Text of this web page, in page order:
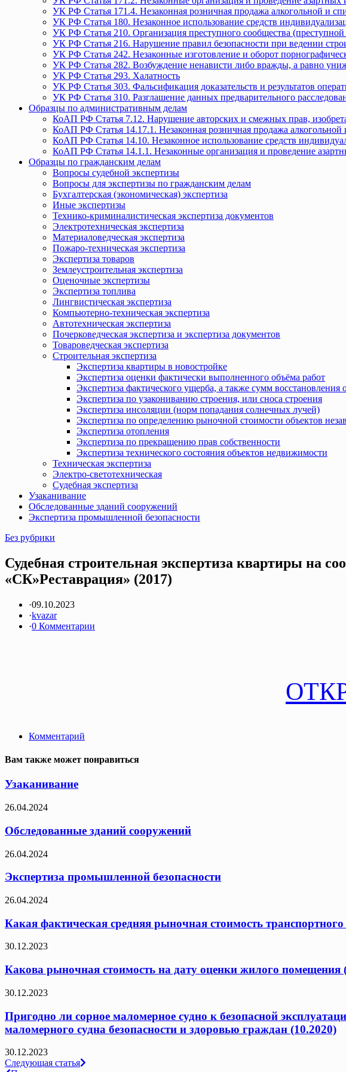
УК РФ Статья 171.4. Незаконная розничная продажа алкогольной и
УК РФ Статья 180. Незаконное использование средств
УК РФ Статья 210. Организация преступного сообщества
УК РФ Статья 216. Нарушение правил безопасности при ведении
УК РФ Статья 242. Незаконные изготовление и оборот
УК РФ Статья 282. Возбуждение ненависти либо вражды, а равно
УК РФ Статья 293. Халатность
УК РФ Статья 303. Фальсификация доказательств и результатов
УК РФ Статья 310. Разглашение данных предварительного
Образцы по административным делам
КоАП РФ Статья 7.12. Нарушение авторских и смежных прав,
КоАП РФ Статья 14.17.1. Незаконная розничная продажа
КоАП РФ Статья 14.10. Незаконное использование средств
КоАП РФ Статья 14.1.1. Незаконные организация и проведение
Образцы по гражданским делам
Вопросы судебной экспертизы
Вопросы для экспертизы по гражданским делам
Бухгалтерская (экономическая) экспертиза
Иные экспертизы
Технико-криминалистическая экспертиза документов
Электротехническая экспертиза
Материаловедческая экспертиза
Пожаро-техническая экспертиза
Экспертиза товаров
Землеустроительная экспертиза
Оценочные экспертизы
Экспертиза топлива
Лингвистическая экспертиза
Компьютерно-техническая экспертиза
Автотехническая экспертиза
Почерковедческая экспертиза и экспертиза документов
Товароведческая экспертиза
Строительная экспертиза
Экспертиза квартиры в новостройке
Экспертиза оценки фактически выполненного объёма работ
Экспертиза фактического ущерба, а также сумм восстановления
Экспертиза по узакониванию строения, или сноса строения
Экспертиза инсоляции (норм попадания солнечных лучей)
Экспертиза по определению рыночной стоимости объектов
Экспертиза отопления
Экспертиза по прекращению прав собственности
Экспертиза технического состояния объектов недвижимости
Техническая экспертиза
Электро-светотехническая
Судебная экспертиза
Узаканивание
Обследованные зданий сооружений
Экспертиза промышленной безопасности
Без рубрики
Судебная строительная экспертиза квартиры на
«СК»Реставрация» (2017)
·09.10.2023
·kvazar
·0 Комментарии
Комментарий
Вам также может понравиться
Узаканивание
26.04.2024
Обследованные зданий сооружений
26.04.2024
Экспертиза промышленной безопасности
26.04.2024
Какая фактическая средняя рыночная стоимость
30.12.2023
Какова рыночная стоимость на дату оценки жилого помещения
30.12.2023
Пригодно ли сорное маломерное судно к безопасной
маломерного судна безопасности и здоровью граждан (10.2020)
30.12.2023
Навигация
Следующая статья